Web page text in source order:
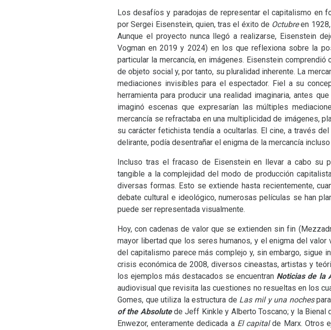
Los desafíos y paradojas de representar el capitalismo en
por Sergei Eisenstein, quien, tras el éxito de Octubreen 1928,
Aunque el proyecto nunca llegó a realizarse, Eisenstein
Vogman en 2019 y 2024) en los que reflexiona sobre la
particular la mercancía, en imágenes. Eisenstein
de objeto social y, por tanto, su pluralidad inherente. La
mediaciones invisibles para el espectador. Fiel a su
herramienta para producir una realidad imaginaria, antes
imaginó escenas que expresarían las múltiples
mercancía se refractaba en una multiplicidad de imágenes,
su carácter fetichista tendía a ocultarlas. El cine, a través
delirante, podía desentrañar el enigma de la mercancía
Incluso tras el fracaso de Eisenstein en llevar a cabo su
tangible a la complejidad del modo de producción
diversas formas. Esto se extiende hasta recientemente,
debate cultural e ideológico, numerosas películas se han
puede ser representada visualmente.
Hoy, con cadenas de valor que se extienden sin fin
mayor libertad que los seres humanos, y el enigma del
del capitalismo parece más complejo y, sin embargo, sigue
crisis económica de 2008, diversos cineastas, artistas y
los ejemplos más destacados se encuentran Noticias de la
audiovisual que revisita las cuestiones no resueltas en los
Gomes, que utiliza la estructura de Las mil y una noches
of the Absolutede Jeff Kinkle y Alberto Toscano; y la Bienal
Enwezor, enteramente dedicada a El capitalde Marx. Otros